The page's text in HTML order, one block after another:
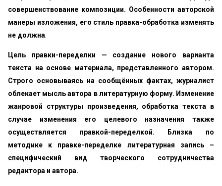
совершенствование композиции. Особенности авторской
манеры изложения, его стиль правка-обработка изменять
не должна
Цель правки-переделки — создание нового варианта
текста на основе материала, представленного автором.
Строго основываясь на сообщённых фактах, журналист
облекает мысль автора в литературную форму. Изменение
жанровой структуры произведения, обработка текста в
случае изменения его целевого назначения также
осуществляется правкой-переделкой. Близка по
методике к правке-переделке литературная запись –
специфический вид творческого сотрудничества
редактора и автора.